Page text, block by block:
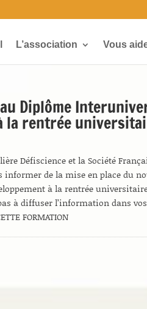
L’association Vous
Diplôme
la rentrée
Défiscience et la Société
de la mise en place du
à la rentrée universitaire
à diffuser l’information dans
FORMATION